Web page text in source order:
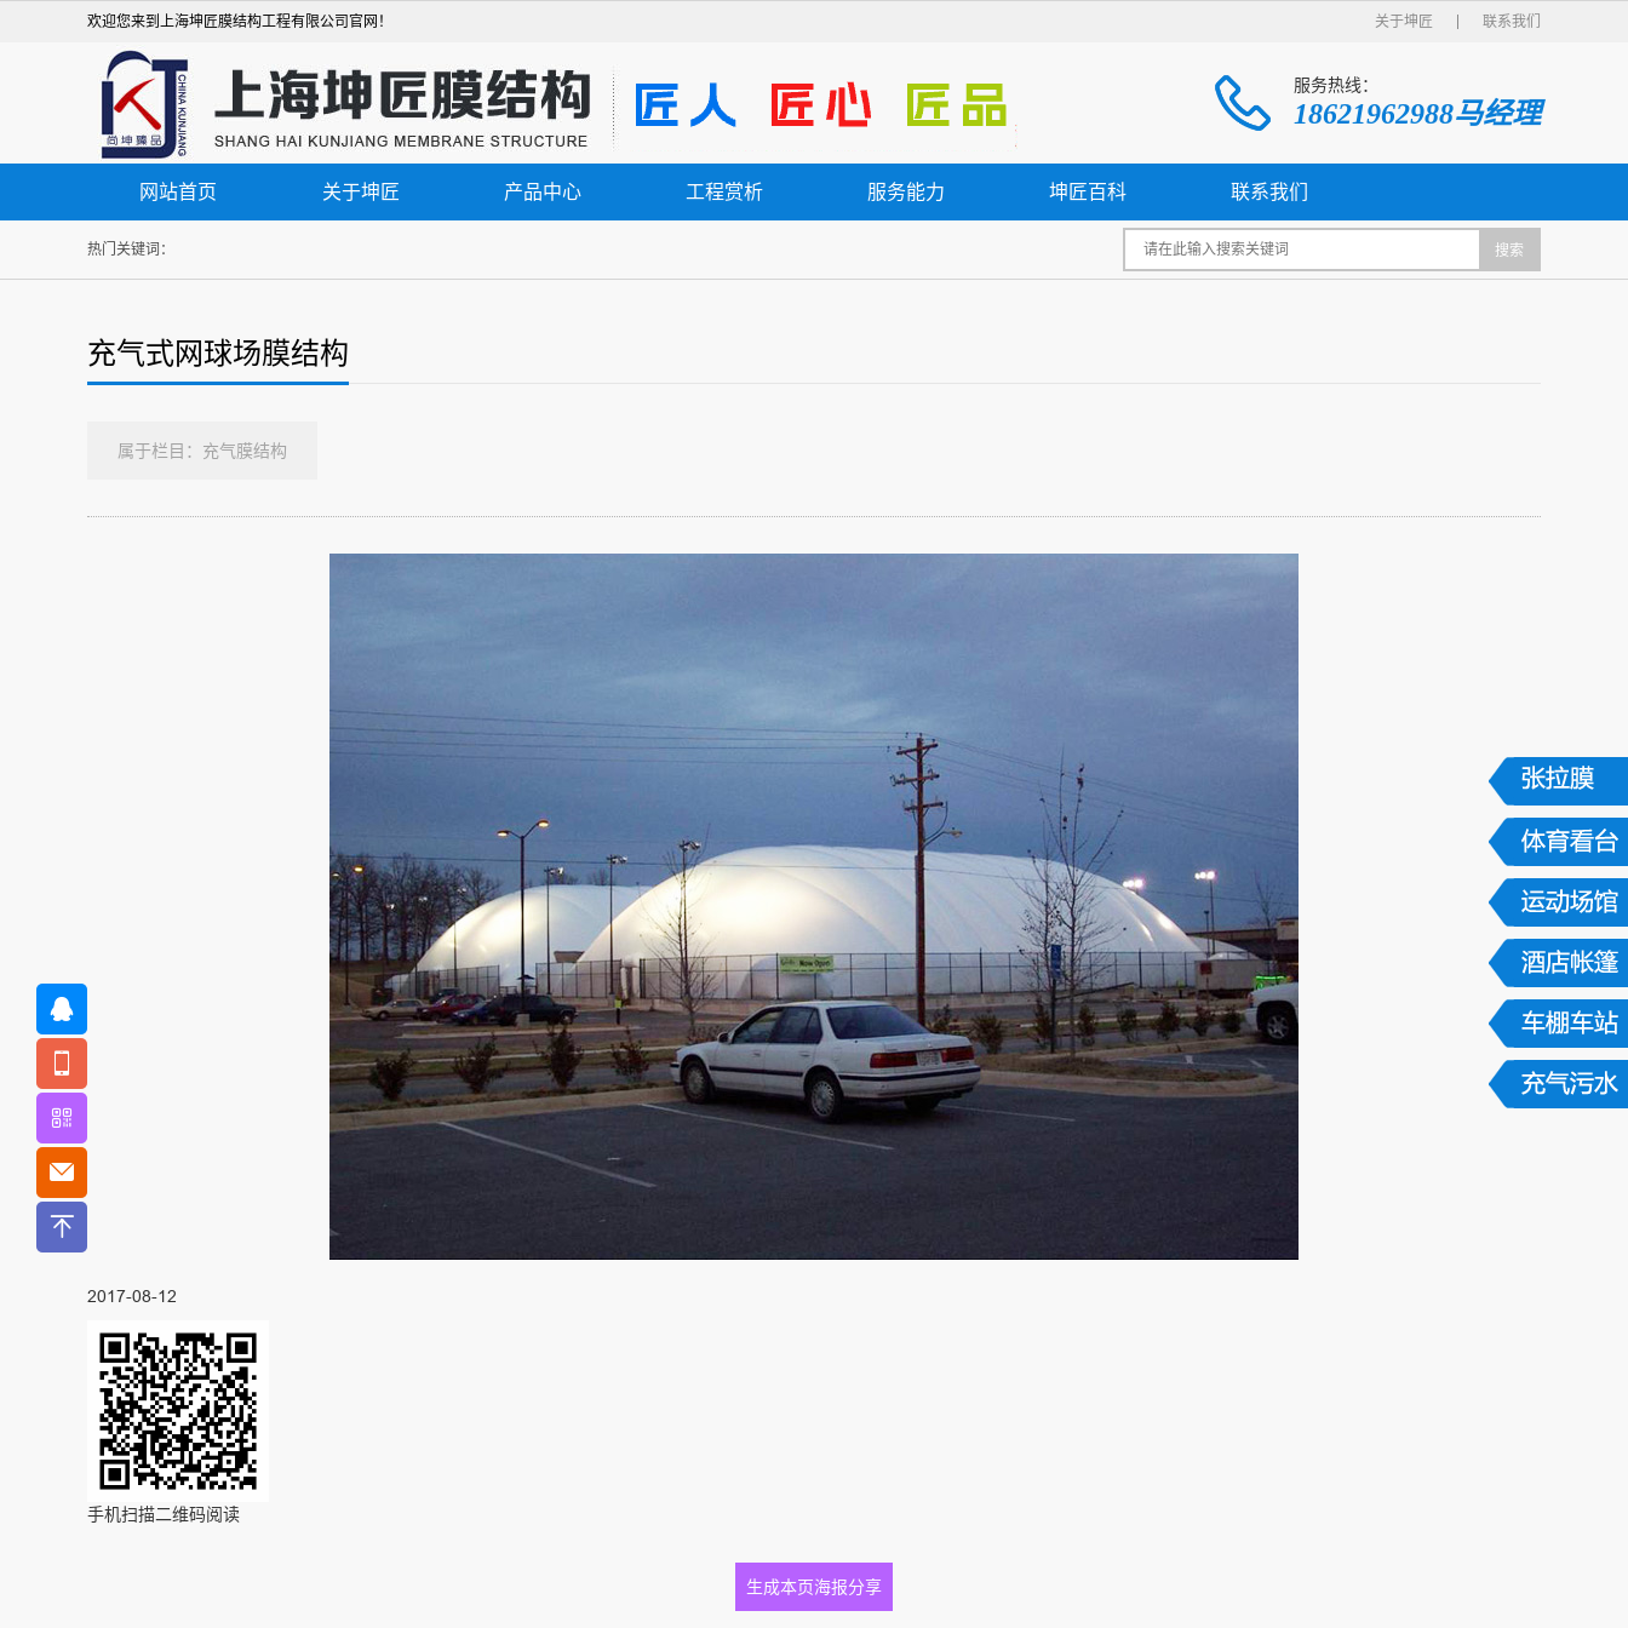
欢迎您来到上海坤匠膜结构工程有限公司官网！ 关于坤匠 联系我们
服务热线：
18621962988马经理
网站首页 关于坤匠 产品中心 工程赏析 服务能力 坤匠百科 联系我们
热门关键词： 搜索
充气式网球场膜结构
属于栏目：充气膜结构
2017-08-12
手机扫描二维码阅读
生成本页海报分享